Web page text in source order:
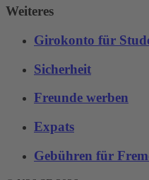
Weiteres
Girokonto für
Sicherheit
Freunde werben
Expats
Gebühren für